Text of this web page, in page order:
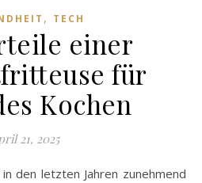
, TECH
einer
für
Kochen
21, 2025